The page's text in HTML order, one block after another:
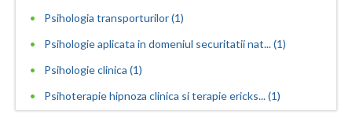
Sibiu
Suceava
Teleorman
Timis
Psihologia transporturilor (1)
Psihologie aplicata in domeniul securitatii nat... (1)
Psihologie clinica (1)
Psihoterapie hipnoza clinica si terapie ericks... (1)